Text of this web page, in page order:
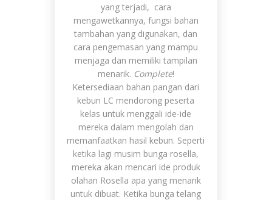
yang terjadi, cara
mengawetkannya, fungsi bahan
tambahan yang digunakan, dan
cara pengemasan yang mampu
menjaga dan memiliki tampilan
menarik. Complete!
Ketersediaan bahan pangan dari
kebun LC mendorong peserta
kelas untuk menggali ide-ide
mereka dalam mengolah dan
memanfaatkan hasil kebun. Seperti
ketika lagi musim bunga rosella,
mereka akan mencari ide produk
olahan Rosella apa yang menarik
untuk dibuat. Ketika bunga telang